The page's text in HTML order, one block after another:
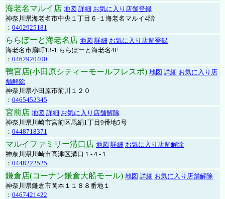
海老名マルイ店 地図 詳細 お気に入り店舗登録
神奈川県海老名市中央１丁目６-１海老名マルイ4階
： 0462925181
ららぽーと海老名店 地図 詳細 お気に入り店舗登録
海老名市扇町13-1 ららぽーと海老名4F
： 0462920400
鴨宮店(小田原シティーモールフレスポ) 地図 詳細 お気に入り店
舗解除
神奈川県小田原市前川１２０
： 0465452345
宮前店 地図 詳細 お気に入り店舗解除
神奈川県川崎市宮前区馬絹1丁目9番地5号
： 0448718371
マルイファミリー溝口店 地図 詳細 お気に入り店舗解除
神奈川県川崎市高津区溝口１-４-１
： 0448222525
鎌倉店(コーナン鎌倉大船モール) 地図 詳細 お気に入り店舗解除
神奈川県鎌倉市岡本１１８８番地１
： 0467421422